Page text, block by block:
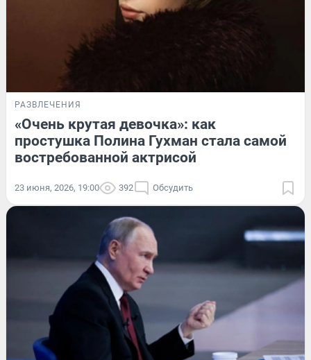
РАЗВЛЕЧЕНИЯ
«Очень крутая девочка»: как
простушка Полина Гухман стала самой
востребованной актрисой
23 июня, 2026, 19:00 392 Обсудить